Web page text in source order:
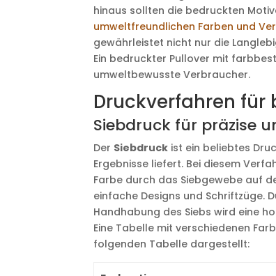
hinaus sollten die bedruckten
umweltfreundlichen Farben und
gewährleistet nicht nur die
Ein bedruckter Pullover mit
umweltbewusste Verbraucher.
Druckverfahren für
Siebdruck für präzise
Der Siebdruck ist ein beliebtes
Ergebnisse liefert. Bei diesem
Farbe durch das Siebgewebe auf
einfache Designs und Schriftzüge.
Handhabung des Siebs wird eine
Eine Tabelle mit verschiedenen
folgenden Tabelle dargestellt: